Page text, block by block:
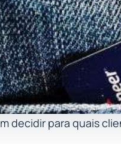
decidir para quais